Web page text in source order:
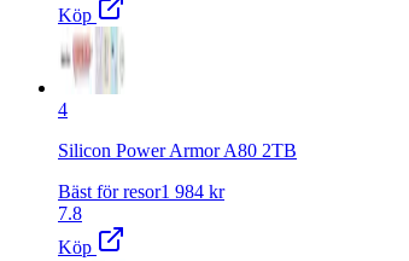
Köp
4
Silicon Power Armor A80 2TB
Bäst för resor1 984 kr
7.8
Köp